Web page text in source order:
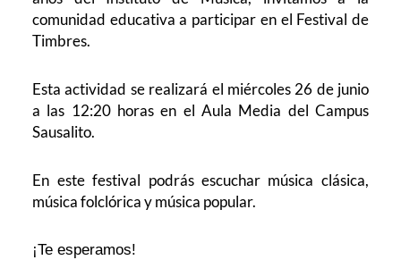
Reportes
comunidad educativa a participar en el Festival de
Timbres.
Esta actividad se realizará el miércoles 26 de junio
a las 12:20 horas en el Aula Media del Campus
Sausalito.
En este festival podrás escuchar música clásica,
música folclórica y música popular.
¡Te esperamos!